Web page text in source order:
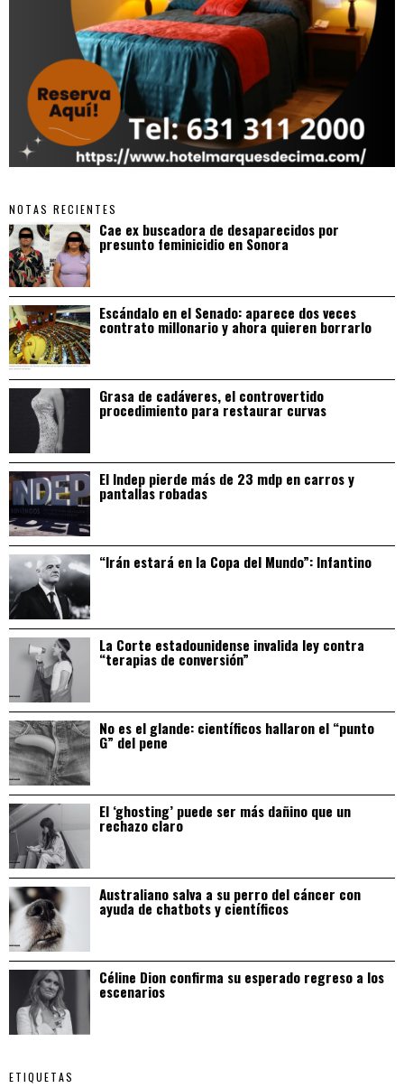
NOTAS RECIENTES
Cae ex buscadora de desaparecidos por
presunto feminicidio en Sonora
Escándalo en el Senado: aparece dos veces
contrato millonario y ahora quieren borrarlo
Grasa de cadáveres, el controvertido
procedimiento para restaurar curvas
El Indep pierde más de 23 mdp en carros y
pantallas robadas
“Irán estará en la Copa del Mundo”: Infantino
La Corte estadounidense invalida ley contra
“terapias de conversión”
No es el glande: científicos hallaron el “punto
G” del pene
El ‘ghosting’ puede ser más dañino que un
rechazo claro
Australiano salva a su perro del cáncer con
ayuda de chatbots y científicos
Céline Dion confirma su esperado regreso a los
escenarios
ETIQUETAS